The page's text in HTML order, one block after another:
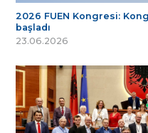
2026 FUEN Kongresi:
başladı
23.06.2026